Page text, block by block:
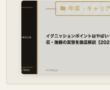
年収・キャリア